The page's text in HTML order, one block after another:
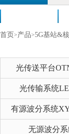
首页 >产品>5G基站&
光传送平台
光传输系统
有源波分系统
无源波分